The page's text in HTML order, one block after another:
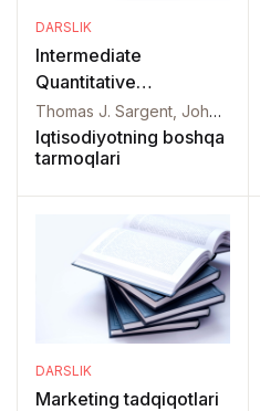
DARSLIK
Intermediate
Quantitative
Economics with PythonThomas J. Sargent, John Strachurski,
Iqtisodiyotning boshqa
tarmoqlari
DARSLIK
Marketing tadqiqotlari